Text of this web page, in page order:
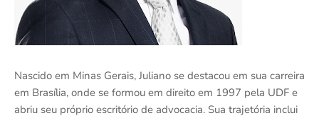
Nascido em Minas Gerais, Juliano se destacou em sua carreira
em Brasília, onde se formou em direito em 1997 pela UDF e
abriu seu próprio escritório de advocacia. Sua trajetória inclui